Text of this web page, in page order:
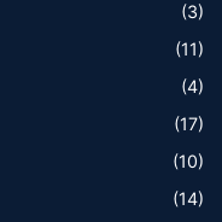
(3)
(11)
(4)
(17)
(10)
(14)